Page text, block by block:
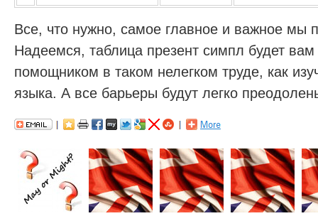
Все, что нужно, самое главное и важное мы
Надеемся, таблица презент симпл будет
помощником в таком нелегком труде, как
языка. А все барьеры будут легко